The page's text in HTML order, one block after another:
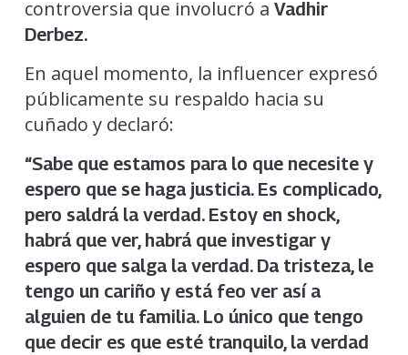
controversia que involucró a Vadhir
Derbez.
En aquel momento, la influencer expresó
públicamente su respaldo hacia su
cuñado y declaró:
“Sabe que estamos para lo que necesite y
espero que se haga justicia. Es complicado,
pero saldrá la verdad. Estoy en shock,
habrá que ver, habrá que investigar y
espero que salga la verdad. Da tristeza, le
tengo un cariño y está feo ver así a
alguien de tu familia. Lo único que tengo
que decir es que esté tranquilo, la verdad